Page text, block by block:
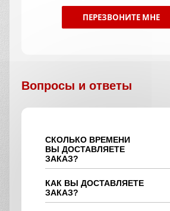
ПЕРЕЗВОНИТЕ МНЕ
Вопросы и ответы
СКОЛЬКО ВРЕМЕНИ
ВЫ ДОСТАВЛЯЕТЕ
ЗАКАЗ?
КАК ВЫ ДОСТАВЛЯЕТЕ
ЗАКАЗ?